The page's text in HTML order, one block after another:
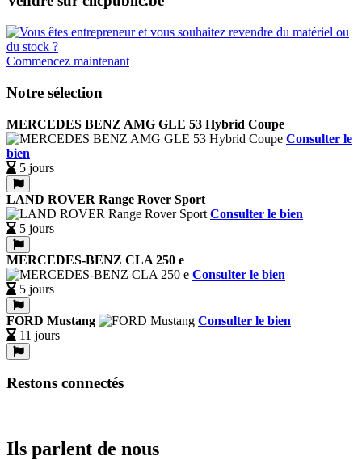
Commencez maintenant
Notre sélection
MERCEDES BENZ AMG GLE 53 Hybrid Coupe
Consulter le
bien
5 jours
LAND ROVER Range Rover Sport
Consulter le bien
5 jours
MERCEDES-BENZ CLA 250 e
Consulter le bien
5 jours
FORD Mustang
Consulter le bien
11 jours
Restons connectés
Ils parlent de nous